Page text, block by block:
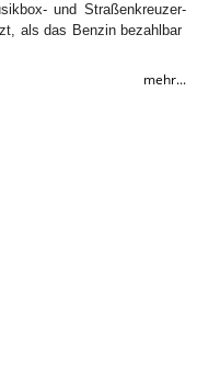
und Straßenkreuzer-
als das Benzin bezahlbar
mehr...